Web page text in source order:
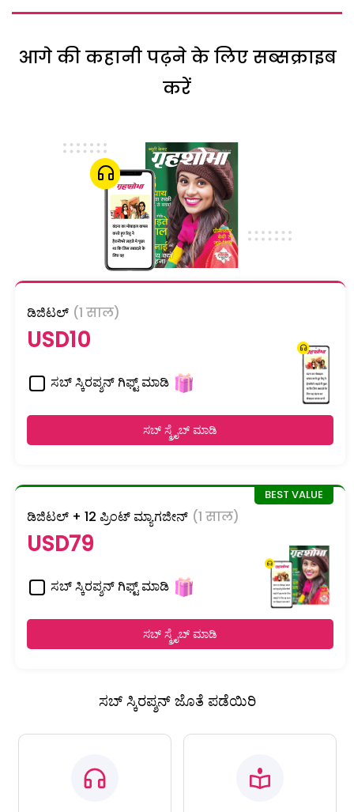
आगे की कहानी पढ़ने के लिए सब्सक्राइब
करें
ಡಿಜಿಟಲ್ (1 साल)
USD10
ಸಬ್ ಸ್ಕಿರಪ್ಶನ್ ಗಿಫ್ಟ್ ಮಾಡಿ
ಸಬ್ ಸ್ಕ್ರೈಬ್ ಮಾಡಿ
ಡಿಜಿಟಲ್ + 12 ಪ್ರಿಂಟ್ ಮ್ಯಾಗಜೀನ್ (1 साल)
USD79
ಸಬ್ ಸ್ಕಿರಪ್ಶನ್ ಗಿಫ್ಟ್ ಮಾಡಿ
ಸಬ್ ಸ್ಕ್ರೈಬ್ ಮಾಡಿ
ಸಬ್ ಸ್ಕಿರಪ್ಶನ್ ಜೊತೆ ಪಡೆಯಿರಿ